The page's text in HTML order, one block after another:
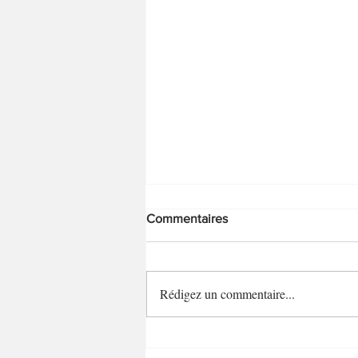
Banana bread allégé
Commentaires
Rédigez un commentaire...